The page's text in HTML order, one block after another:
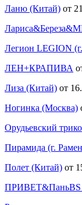
Ланю (Китай) от
Легион LEGION
ЛЕН+КРАПИВА
Лиза (Китай) от
Ногинка (Москва)
Орудьевский
Пирамида (г.
Полет (Китай) от
ПРИВЕТ&ПаньBS